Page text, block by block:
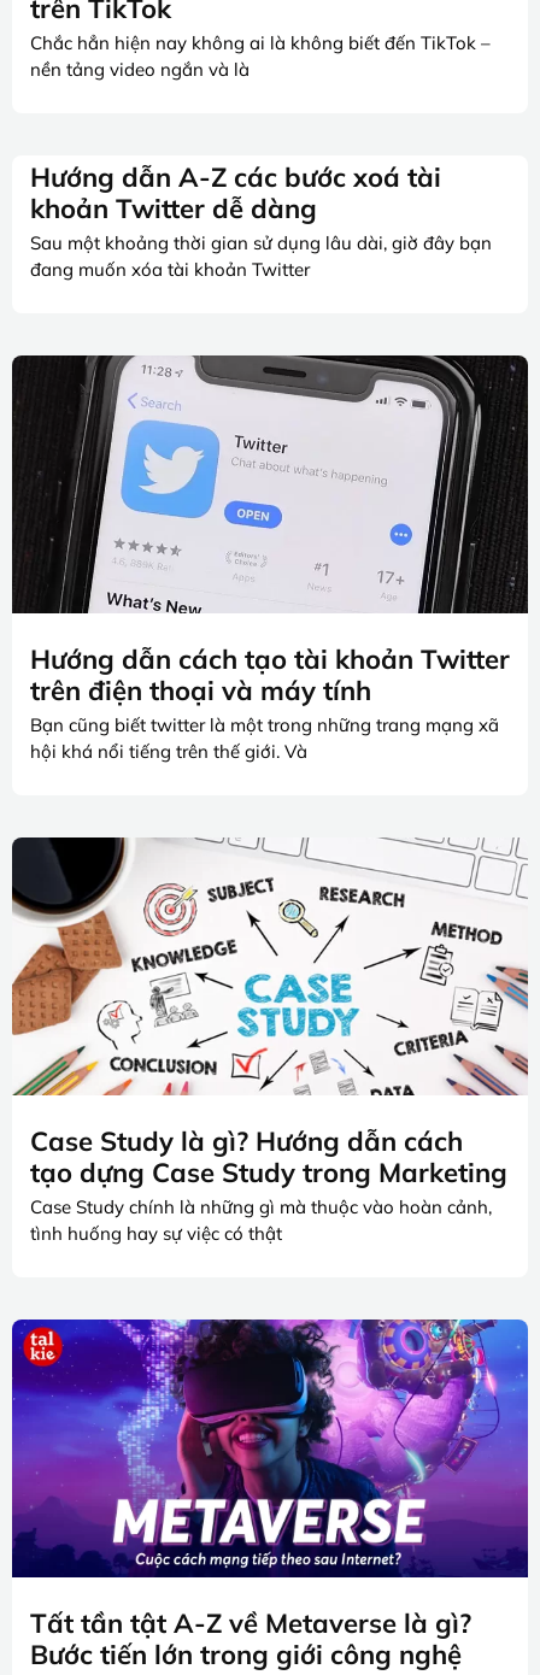
trên TikTok
Chắc hẳn hiện nay không ai là không biết đến TikTok –
nền tảng video ngắn và là
Hướng dẫn A-Z các bước xoá tài
khoản Twitter dễ dàng
Sau một khoảng thời gian sử dụng lâu dài, giờ đây bạn
đang muốn xóa tài khoản Twitter
Hướng dẫn cách tạo tài khoản Twitter
trên điện thoại và máy tính
Bạn cũng biết twitter là một trong những trang mạng xã
hội khá nổi tiếng trên thế giới. Và
Case Study là gì? Hướng dẫn cách
tạo dựng Case Study trong Marketing
Case Study chính là những gì mà thuộc vào hoàn cảnh,
tình huống hay sự việc có thật
Tất tần tật A-Z về Metaverse là gì?
Bước tiến lớn trong giới công nghệ